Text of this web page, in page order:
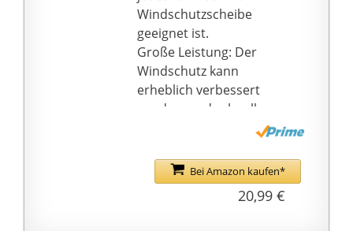
bestellbar.
Produktvideo:
https://youtu.be/a8Q7tt
ADeqk
kontaktieren Sie uns
bitte rechtzeitig, wir
werden Ihnen beim
ersten Mal eine
zufriedenstellende
Antwort geben.
Windschutzscheibe
geeignet ist.
Große Leistung: Der
Windschutz kann
erheblich verbessert
werden, und schnellere
Fahrgeräusche können
Sicher in der
Anwendung: Diese
Bei Amazon kaufen*
20,99 €